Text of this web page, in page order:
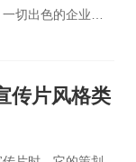
切出色的企业宣
些怎么写好公司
法。
传片风格类